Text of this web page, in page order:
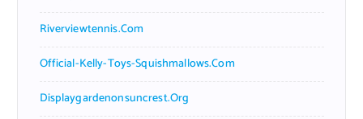
Riverviewtennis.com
Official-Kelly-Toys-Squishmallows.com
Displaygardenonsuncrest.org